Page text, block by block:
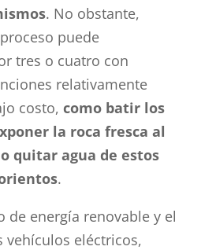
. No obstante,
puede
tres o cuatro con
relativamente
costo, como batir los
la roca fresca al
quitar agua de estos
.
de energía renovable y el
vehículos eléctricos,